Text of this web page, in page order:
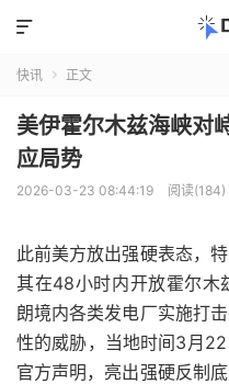

快讯  正文
美伊霍尔木兹海峡对
应局势
2026-03-23 08:44:19 阅读(184)
此前美方放出强硬表态，
其在48小时内开放霍尔木
朗境内各类发电厂实施打
性的威胁，当地时间3月
官方声明，亮出强硬反制